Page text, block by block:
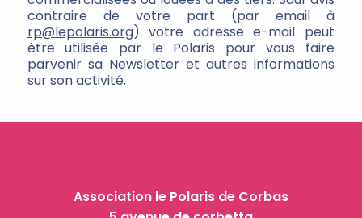
contraire de votre part (par email à
rp@lepolaris.org) votre adresse e-mail peut
être utilisée par le Polaris pour vous faire
parvenir sa Newsletter et autres informations
sur son activité.
Association le Polaris de Corbas